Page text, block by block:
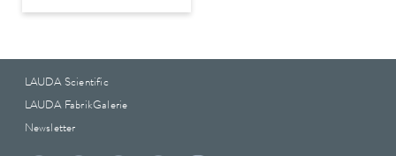
LAUDA Scientific
LAUDA FabrikGalerie
Newsletter